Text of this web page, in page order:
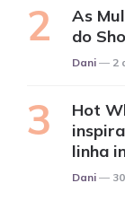
As
do
Posted
Dani 2
Hot
linha
Posted
Dani